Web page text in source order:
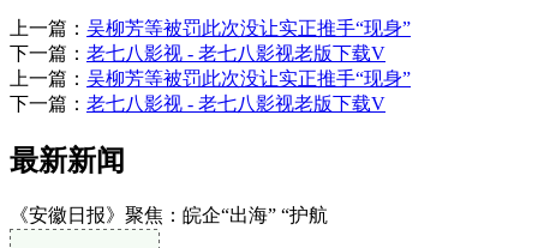
上一篇： 吴柳芳等被罚此次没让实正推手“现身”
下一篇： 老七八影视 - 老七八影视老版下载V
上一篇： 吴柳芳等被罚此次没让实正推手“现身”
下一篇： 老七八影视 - 老七八影视老版下载V
最新新闻
《安徽日报》聚焦：皖企“出海” “护航